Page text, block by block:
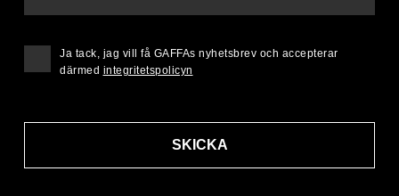
SKICKA
Ja tack, jag vill få GAFFAs nyhetsbrev och accepterar
därmed integritetspolicyn